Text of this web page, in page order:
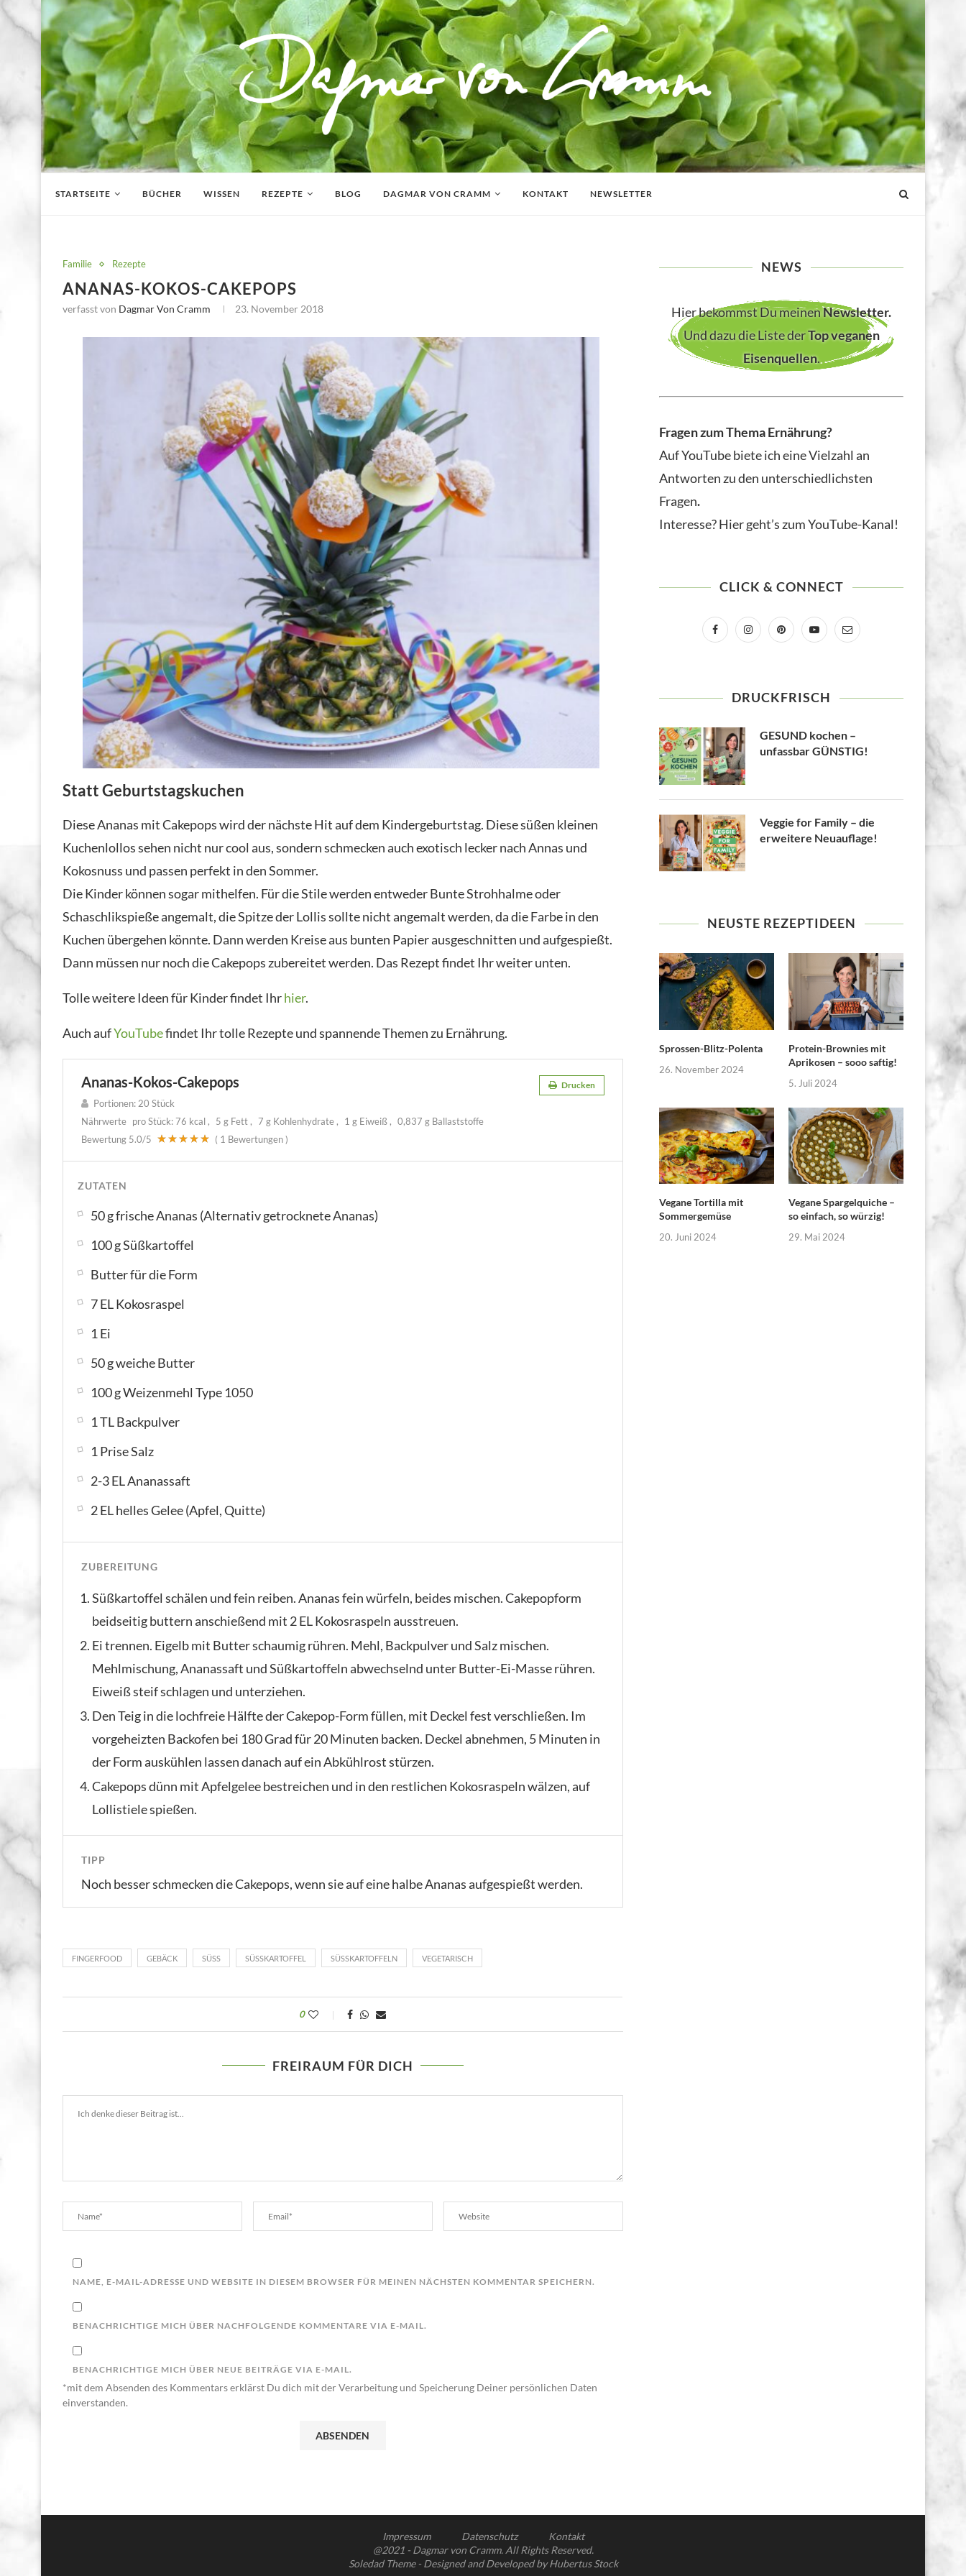
STARTSEITE BÜCHER WISSEN REZEPTE BLOG DAGMAR VON CRAMM KONTAKT NEWSLETTER
Familie Rezepte
ANANAS-KOKOS-CAKEPOPS
verfasst von Dagmar Von Cramm 23. November 2018
Statt Geburtstagskuchen
Diese Ananas mit Cakepops wird der nächste Hit auf dem Kindergeburtstag. Diese süßen kleinen
Kuchenlollos sehen nicht nur cool aus, sondern schmecken auch exotisch lecker nach Annas und
Kokosnuss und passen perfekt in den Sommer.
Die Kinder können sogar mithelfen. Für die Stile werden entweder Bunte Strohhalme oder
Schaschlikspieße angemalt, die Spitze der Lollis sollte nicht angemalt werden, da die Farbe in den
Kuchen übergehen könnte. Dann werden Kreise aus bunten Papier ausgeschnitten und aufgespießt.
Dann müssen nur noch die Cakepops zubereitet werden. Das Rezept findet Ihr weiter unten.
Tolle weitere Ideen für Kinder findet Ihrhier.
Auch aufYouTubefindet Ihr tolle Rezepte und spannende Themen zu Ernährung.
Ananas-Kokos-Cakepops Drucken
Portionen: 20 Stück
Nährwerte pro Stück:76 kcal 5 g Fett 7 g Kohlenhydrate 1 g Eiweiß
0,837 g Ballaststoffe
Bewertung 5.0/5 ( 1 Bewertungen )
ZUTATEN
50 g frische Ananas (Alternativ getrocknete Ananas)
100 g Süßkartoffel
Butter für die Form
7 EL Kokosraspel
1 Ei
50 g weiche Butter
100 g Weizenmehl Type 1050
1 TL Backpulver
1 Prise Salz
2-3 EL Ananassaft
2 EL helles Gelee (Apfel, Quitte)
ZUBEREITUNG
Süßkartoffel schälen und fein reiben. Ananas fein würfeln, beides mischen. Cakepopform
beidseitig buttern anschießend mit 2 EL Kokosraspeln ausstreuen.
Ei trennen. Eigelb mit Butter schaumig rühren. Mehl, Backpulver und Salz mischen.
Mehlmischung, Ananassaft und Süßkartoffeln abwechselnd unter Butter-Ei-Masse rühren.
Eiweiß steif schlagen und unterziehen.
Den Teig in die lochfreie Hälfte der Cakepop-Form füllen, mit Deckel fest verschließen. Im
vorgeheizten Backofen bei 180 Grad für 20 Minuten backen. Deckel abnehmen, 5 Minuten in
der Form auskühlen lassen danach auf ein Abkühlrost stürzen.
Cakepops dünn mit Apfelgelee bestreichen und in den restlichen Kokosraspeln wälzen, auf
Lollistiele spießen.
TIPP
Noch besser schmecken die Cakepops, wenn sie auf eine halbe Ananas aufgespießt werden.
FINGERFOOD GEBÄCK SÜSS SÜSSKARTOFFEL SÜSSKARTOFFELN VEGETARISCH
0
FREIRAUM FÜR DICH
NAME, E-MAIL-ADRESSE UND WEBSITE IN DIESEM BROWSER FÜR MEINEN NÄCHSTEN KOMMENTAR SPEICHERN.
BENACHRICHTIGE MICH ÜBER NACHFOLGENDE KOMMENTARE VIA E-MAIL.
BENACHRICHTIGE MICH ÜBER NEUE BEITRÄGE VIA E-MAIL.
*mit dem Absenden des Kommentars erklärst Du dich mit der Verarbeitung und Speicherung Deiner persönlichen Daten
einverstanden.
NEWS
Hier bekommst Du meinenNewsletter.
Und dazu die Liste derTop veganen
Eisenquellen.
Fragen zum Thema Ernährung?
Auf YouTube biete ich eine Vielzahl an
Antworten zu den unterschiedlichsten
Fragen.
Interesse? Hier geht’s zum YouTube-Kanal!
CLICK & CONNECT
DRUCKFRISCH
GESUND kochen –
unfassbar GÜNSTIG!
Veggie for Family – die
erweitere Neuauflage!
NEUSTE REZEPTIDEEN
Sprossen-Blitz-Polenta
26. November 2024
Protein-Brownies mit
Aprikosen – sooo saftig!
5. Juli 2024
Vegane Tortilla mit
Sommergemüse
20. Juni 2024
Vegane Spargelquiche –
so einfach, so würzig!
29. Mai 2024
Impressum Datenschutz
Kontakt
@2021 - Dagmar von Cramm. All Rights Reserved.
Soledad Theme - Designed and Developed by Hubertus Stock